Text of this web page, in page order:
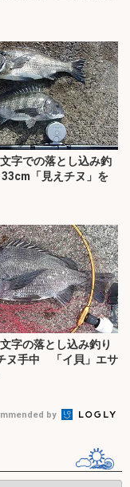
字での落とし込み釣
33cm「見えチヌ」を
字の落とし込み釣り
ヌ手中 「イ貝」エサ
by